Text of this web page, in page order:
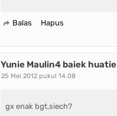
Balas Hapus
Yunie Maulin4 baiek huatie
25 Mei 2012 pukul 14.08
gx enak bgt,siech?